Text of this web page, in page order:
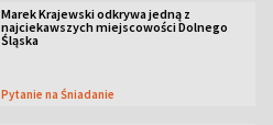
Marek Krajewski odkrywa jedną z
najciekawszych miejscowości Dolnego
Śląska
Pytanie na Śniadanie